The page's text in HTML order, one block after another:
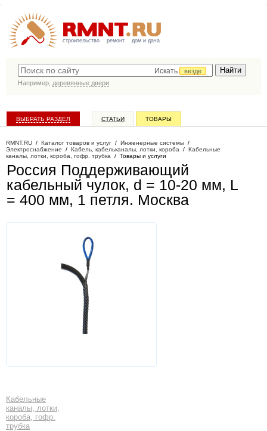
строительство ремонт дом и дача
Искать
везде
Например, деревянные двери
ВЫБРАТЬ РАЗДЕЛ СТАТЬИ ТОВАРЫ
RMNT.RU / Каталог товаров и услуг / Инженерные системы /
Электроснабжение / Кабель, кабельканалы, лотки, короба / Кабельные
каналы, лотки, короба, гофр. трубка / Товары и услуги
Россия Поддерживающий
кабельный чулок, d = 10-20 мм, L
= 400 мм, 1 петля. Москва
Кабельные
каналы, лотки,
короба, гофр.
трубка